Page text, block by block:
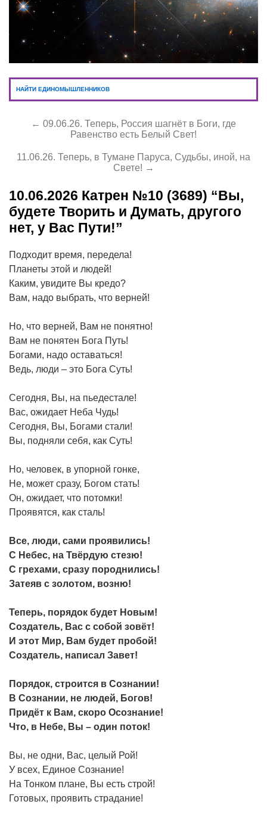
НАЙТИ ЕДИНОМЫШЛЕННИКОВ
← 09.06.26. Теперь, Россия шагнёт в Боги, где
Равенство есть Белый Свет!
11.06.26. Теперь, в Тумане Паруса, Судьбы, иной, на
Свете! →
10.06.2026 Катрен №10 (3689) “Вы,
будете Творить и Думать, другого
нет, у Вас Пути!”
Подходит время, передела!
Планеты этой и людей!
Каким, увидите Вы кредо?
Вам, надо выбрать, что верней!
Но, что верней, Вам не понятно!
Вам не понятен Бога Путь!
Богами, надо оставаться!
Ведь, люди – это Бога Суть!
Сегодня, Вы, на пьедестале!
Вас, ожидает Неба Чудь!
Сегодня, Вы, Богами стали!
Вы, подняли себя, как Суть!
Но, человек, в упорной гонке,
Не, может сразу, Богом стать!
Он, ожидает, что потомки!
Проявятся, как сталь!
Все, люди, сами проявились!
С Небес, на Твёрдую стезю!
С грехами, сразу породнились!
Затеяв с золотом, возню!
Теперь, порядок будет Новым!
Создатель, Вас с собой зовёт!
И этот Мир, Вам будет пробой!
Создатель, написал Завет!
Порядок, строится в Сознании!
В Сознании, не людей, Богов!
Придёт к Вам, скоро Осознание!
Что, в Небе, Вы – один поток!
Вы, не одни, Вас, целый Рой!
У всех, Единое Сознание!
На Тонком плане, Вы есть строй!
Готовых, проявить страдание!